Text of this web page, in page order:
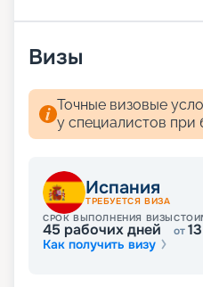
компании
Визы
Точные визовые
у специалистов
Испания
ТРЕБУЕТСЯ ВИЗА
СРОК ВЫПОЛНЕНИЯ ВИЗЫ
45 рабочих дней от
Как получить визу